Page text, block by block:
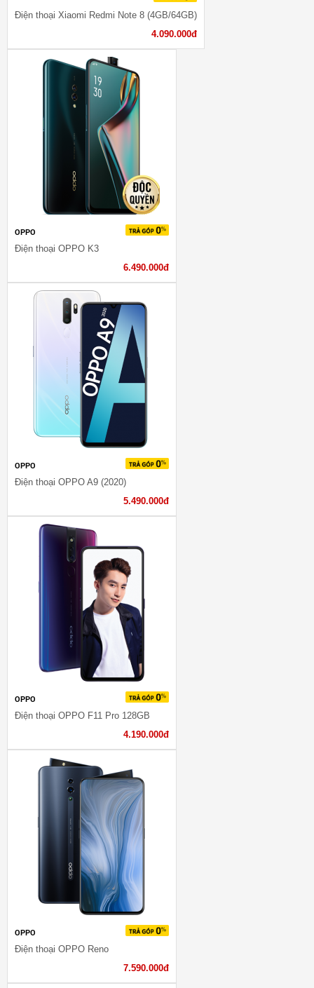
Điện thoại Xiaomi Redmi Note 8 (4GB/64GB)
4.090.000đ
OPPO
Điện thoại OPPO K3
6.490.000đ
OPPO
Điện thoại OPPO A9 (2020)
5.490.000đ
OPPO
Điện thoại OPPO F11 Pro 128GB
4.190.000đ
OPPO
Điện thoại OPPO Reno
7.590.000đ